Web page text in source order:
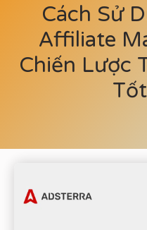
Cách Sử
Affiliate
Chiến Lược